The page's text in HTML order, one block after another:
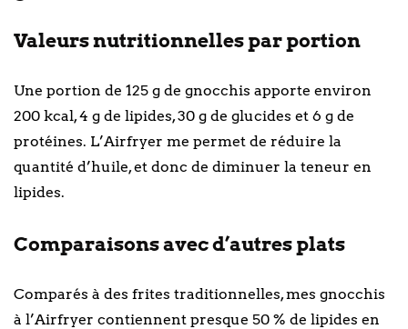
Valeurs nutritionnelles par portion
Une portion de 125 g de gnocchis apporte environ
200 kcal, 4 g de lipides, 30 g de glucides et 6 g de
protéines. L’Airfryer me permet de réduire la
quantité d’huile, et donc de diminuer la teneur en
lipides.
Comparaisons avec d’autres plats
Comparés à des frites traditionnelles, mes gnocchis
à l’Airfryer contiennent presque 50 % de lipides en